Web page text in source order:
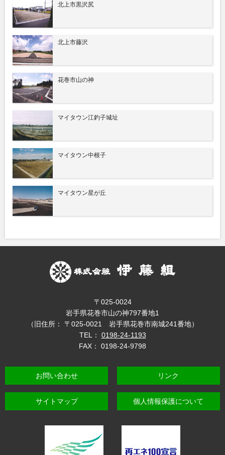
北上市黒沢尻
北上市藤沢
花巻市山の神
マイタウン江釣子城址
マイタウン中根子
マイタウン星が丘
〒025-0024
岩手県花巻市山の神797番地1
（旧住所： 〒025-0021 岩手県花巻市南城241番地）
TEL： 0198-24-1193
FAX： 0198-24-9798
お問い合わせ リンク
サイトマップ 個人情報保護について